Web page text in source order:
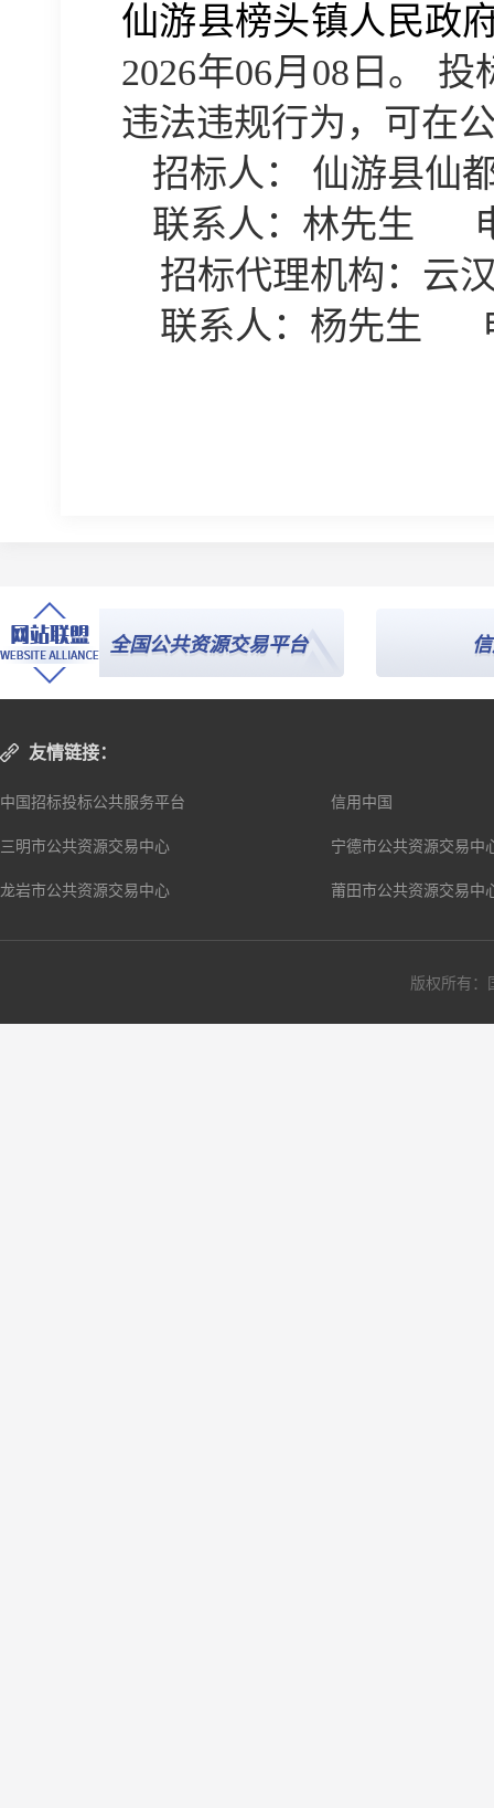
仙游县榜头镇人民政
2026年06月 08 日 。
投
违法违规行为，可在
招标人：
仙游县仙
联系人： 林先生
招标代理机构：云
联系人：杨先生
全国公共资源交易平台 信
友情链接：
中国招标投标公共服务平台
信用中国
三明市公共资源交易中心
宁德市公共资源交易中
龙岩市公共资源交易中心
莆田市公共资源交易中
版权所有：